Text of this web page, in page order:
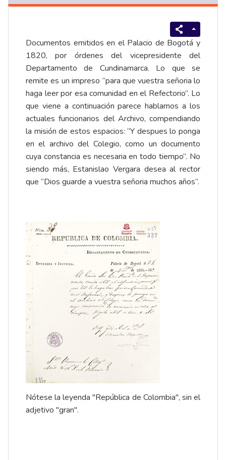
Documentos emitidos en el Palacio de Bogotá y
1820, por órdenes del vicepresidente del
Departamento de Cundinamarca. Lo que se
remite es un impreso “para que vuestra señoria lo
haga leer por esa comunidad en el Refectorio”. Lo
que viene a continuación parece hablarnos a los
actuales funcionarios del Archivo, compendiando
la misión de estos espacios: “Y despues lo ponga
en el archivo del Colegio, como un documento
cuya constancia es necesaria en todo tiempo”. No
siendo más, Estanislao Vergara desea al rector
que “Dios guarde a vuestra señoria muchos años”.
Nótese la leyenda "República de Colombia", sin el
adjetivo "gran".